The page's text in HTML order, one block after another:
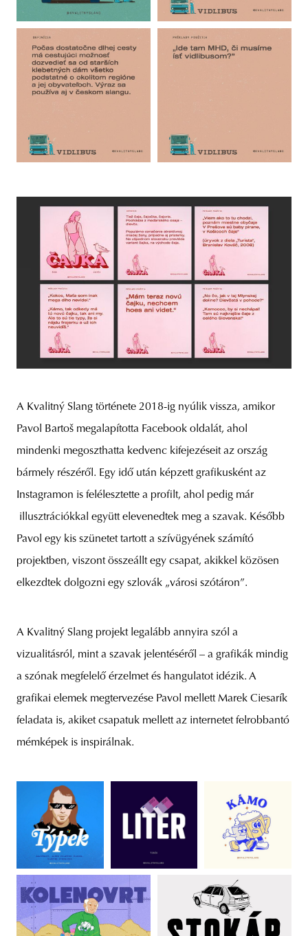
A Kvalitný Slang története 2018-ig nyúlik vissza, amikor
Pavol Bartoš megalapította Facebook oldalát, ahol
mindenki megoszthatta kedvenc kifejezéseit az ország
bármely részéről. Egy idő után képzett grafikusként az
Instagramon is felélesztette a profilt, ahol pedig már
illusztrációkkal együtt elevenedtek meg a szavak. Később
Pavol egy kis szünetet tartott a szívügyének számító
projektben, viszont összeállt egy csapat, akikkel közösen
elkezdtek dolgozni egy szlovák „városi szótáron”.
A Kvalitný Slang projekt legalább annyira szól a
vizualitásról, mint a szavak jelentéséről – a grafikák mindig
a szónak megfelelő érzelmet és hangulatot idézik. A
grafikai elemek megtervezése Pavol mellett Marek Ciesarík
feladata is, akiket csapatuk mellett az internetet felrobbantó
mémképek is inspirálnak.